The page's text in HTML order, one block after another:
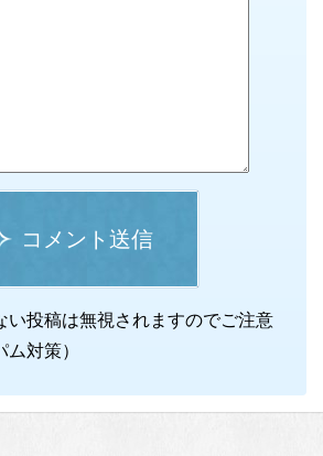
コメント送信
い投稿は無視されますのでご注意
対策）